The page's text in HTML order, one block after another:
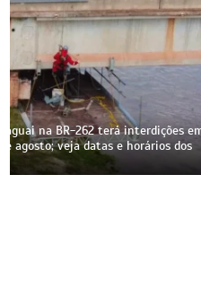
Escândalo em Corumbá: Ex-
prisão mantida pela Justiça
saiba o que ele fez